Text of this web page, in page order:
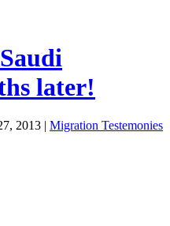
later!
2013 | Migration Testemonies